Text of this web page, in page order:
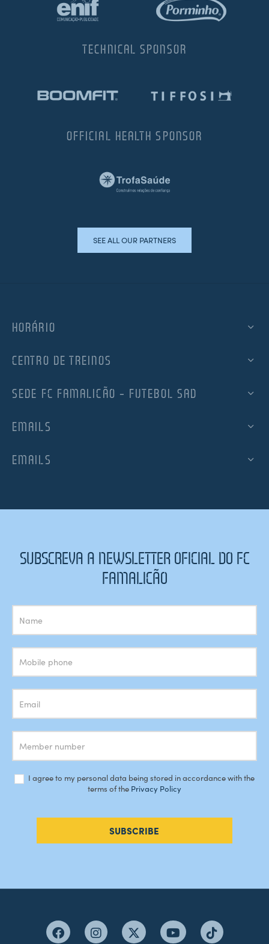
TECHNICAL SPONSOR
OFFICIAL HEALTH SPONSOR
SEE ALL OUR PARTNERS
HORÁRIO
CENTRO DE TREINOS
SEDE FC FAMALICÃO – FUTEBOL SAD
EMAILS
EMAILS
SUBSCREVA A NEWSLETTER OFICIAL DO FC
FAMALICÃO
Subscrição
Newsletter
I agree to my personal data being stored in accordance with the
terms of the Privacy Policy
SUBSCRIBE